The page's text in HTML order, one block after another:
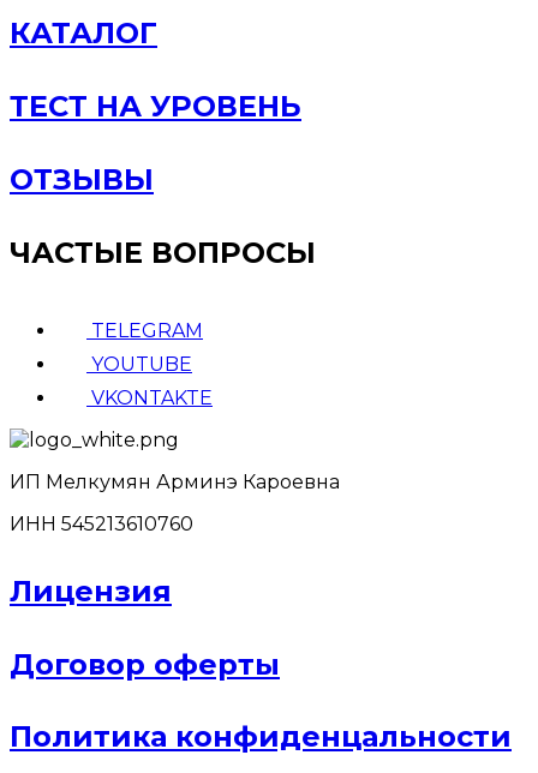
КАТАЛОГ
ТЕСТ НА УРОВЕНЬ
ОТЗЫВЫ
ЧАСТЫЕ ВОПРОСЫ
TELEGRAM
YOUTUBE
VKONTAKTE
ИП Мелкумян Арминэ Кароевна
ИНН 545213610760
Лицензия
Договор оферты
Политика конфиденцальности